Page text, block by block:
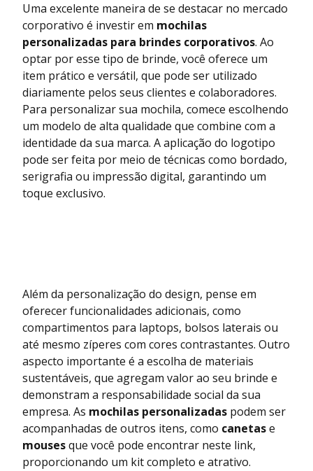
Uma excelente maneira de se destacar no mercado
corporativo é investir em mochilas
personalizadas para brindes corporativos. Ao
optar por esse tipo de brinde, você oferece um
item prático e versátil, que pode ser utilizado
diariamente pelos seus clientes e colaboradores.
Para personalizar sua mochila, comece escolhendo
um modelo de alta qualidade que combine com a
identidade da sua marca. A aplicação do logotipo
pode ser feita por meio de técnicas como bordado,
serigrafia ou impressão digital, garantindo um
toque exclusivo.
Além da personalização do design, pense em
oferecer funcionalidades adicionais, como
compartimentos para laptops, bolsos laterais ou
até mesmo zíperes com cores contrastantes. Outro
aspecto importante é a escolha de materiais
sustentáveis, que agregam valor ao seu brinde e
demonstram a responsabilidade social da sua
empresa. As mochilas personalizadas podem ser
acompanhadas de outros itens, como canetase
mousesque você pode encontrar neste link,
proporcionando um kit completo e atrativo.